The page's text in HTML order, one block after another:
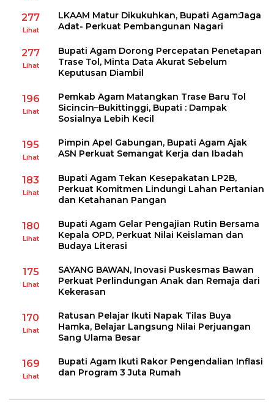
277
Lihat
LKAAM Matur Dikukuhkan, Bupati Agam:Jaga
Adat- Perkuat Pembangunan Nagari
277
Lihat
Bupati Agam Dorong Percepatan Penetapan
Trase Tol, Minta Data Akurat Sebelum
Keputusan Diambil
196
Lihat
Pemkab Agam Matangkan Trase Baru Tol
Sicincin–Bukittinggi, Bupati : Dampak
Sosialnya Lebih Kecil
195
Lihat
Pimpin Apel Gabungan, Bupati Agam Ajak
ASN Perkuat Semangat Kerja dan Ibadah
183
Lihat
Bupati Agam Tekan Kesepakatan LP2B,
Perkuat Komitmen Lindungi Lahan Pertanian
dan Ketahanan Pangan
180
Lihat
Bupati Agam Gelar Pengajian Rutin Bersama
Kepala OPD, Perkuat Nilai Keislaman dan
Budaya Literasi
175
Lihat
SAYANG BAWAN, Inovasi Puskesmas Bawan
Perkuat Perlindungan Anak dan Remaja dari
Kekerasan
170
Lihat
Ratusan Pelajar Ikuti Napak Tilas Buya
Hamka, Belajar Langsung Nilai Perjuangan
Sang Ulama Besar
169
Lihat
Bupati Agam Ikuti Rakor Pengendalian Inflasi
dan Program 3 Juta Rumah